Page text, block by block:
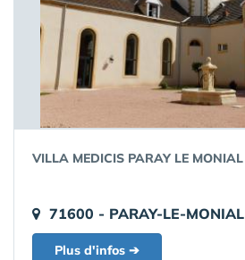
VILLA MEDICIS PARAY LE MONIAL
71600 - PARAY-LE-MONIAL
Plus d'infos ➔